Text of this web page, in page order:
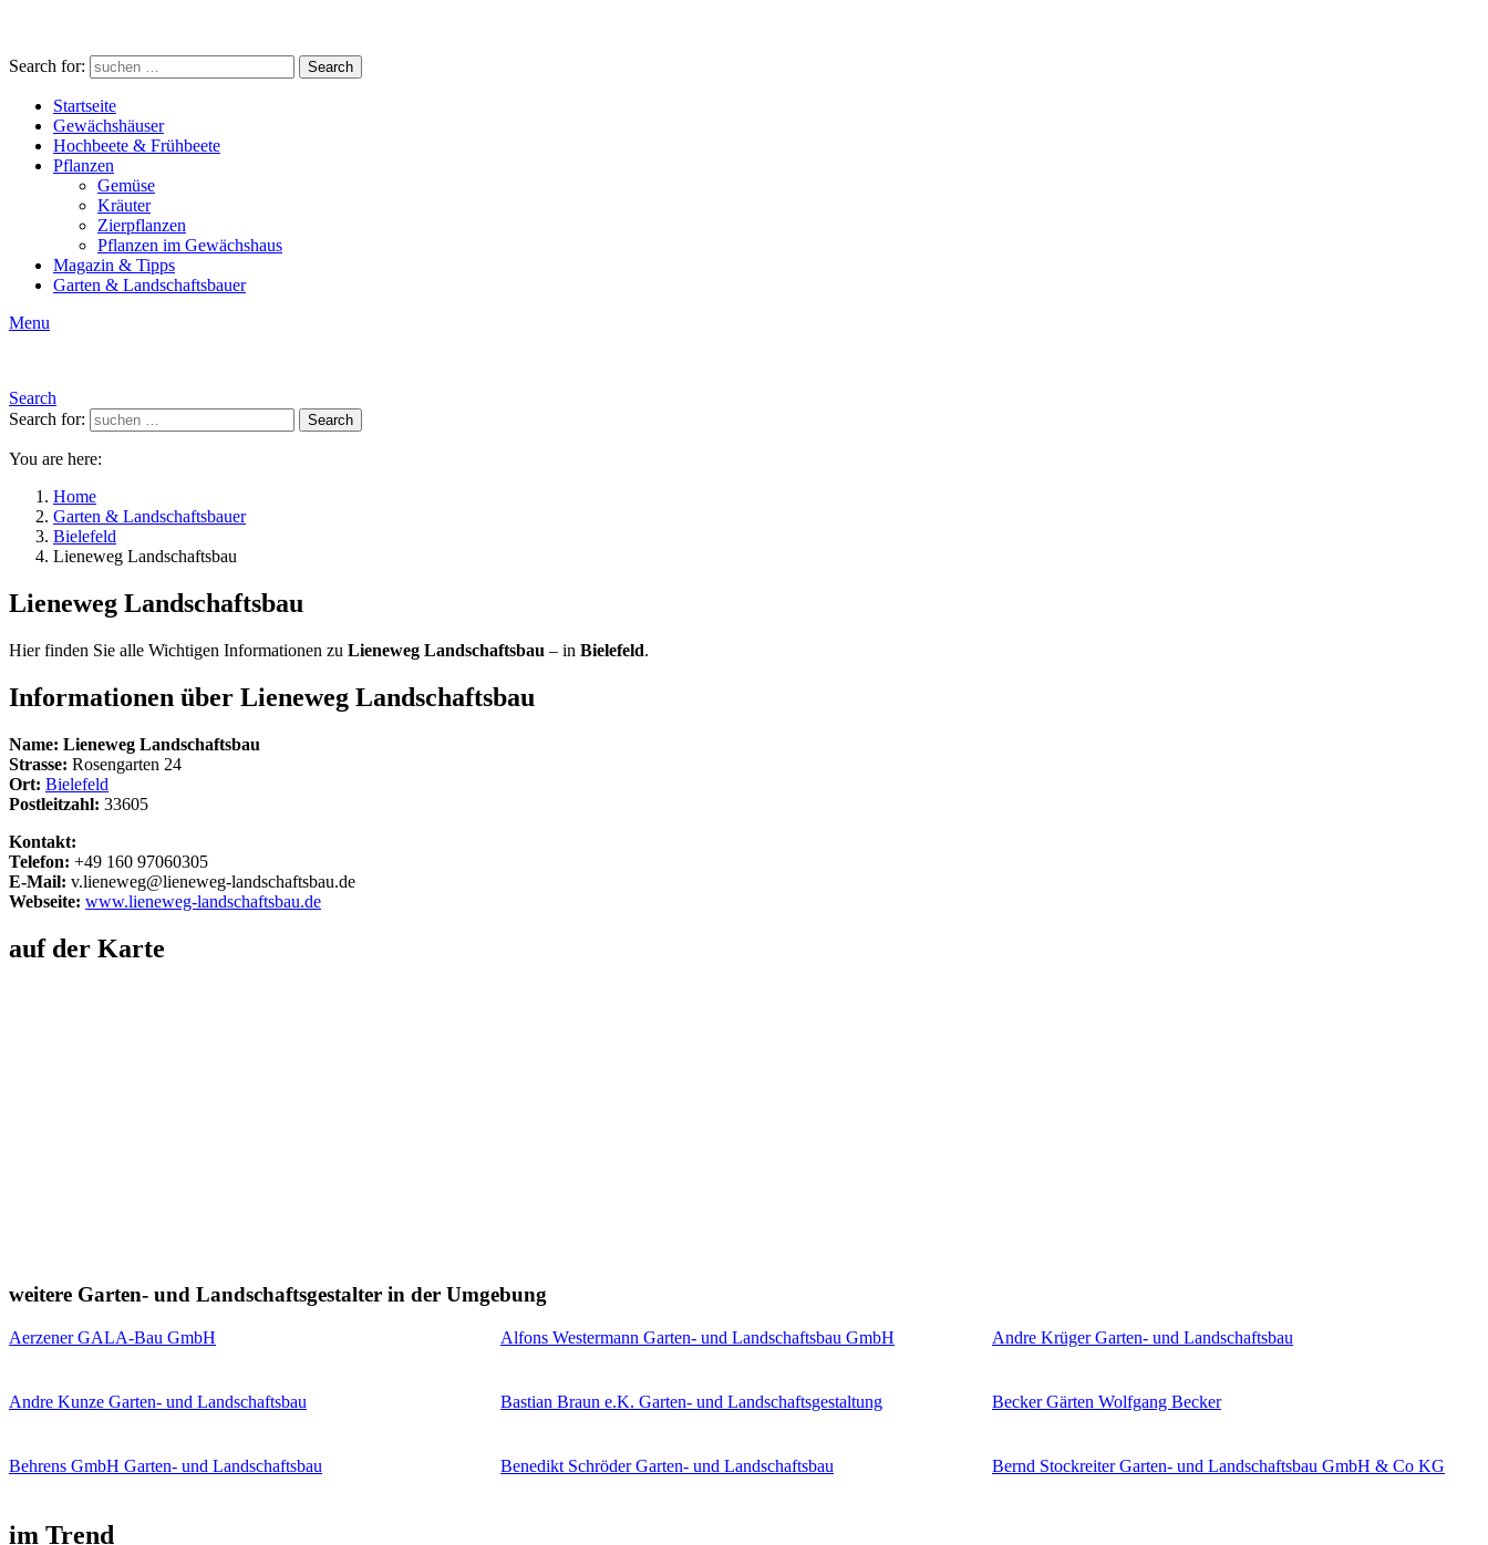
Search for: Search
Startseite
Gewächshäuser
Hochbeete & Frühbeete
Pflanzen
Gemüse
Kräuter
Zierpflanzen
Pflanzen im Gewächshaus
Magazin & Tipps
Garten & Landschaftsbauer
Menu
Search
Search for:
Search
You are here:
Home
Garten & Landschaftsbauer
Bielefeld
Lieneweg Landschaftsbau
Lieneweg Landschaftsbau
Hier finden Sie alle Wichtigen Informationen zu Lieneweg Landschaftsbau – in Bielefeld.
Informationen über Lieneweg Landschaftsbau
Name: Lieneweg Landschaftsbau
Strasse: Rosengarten 24
Ort: Bielefeld
Postleitzahl: 33605
Kontakt:
Telefon: +49 160 97060305
E-Mail: v.lieneweg@lieneweg-landschaftsbau.de
Webseite: www.lieneweg-landschaftsbau.de
auf der Karte
weitere Garten- und Landschaftsgestalter in der Umgebung
Aerzener GALA-Bau GmbH Alfons Westermann Garten- und Landschaftsbau GmbH Andre Krüger Garten- und Landschaftsbau
Andre Kunze Garten- und Landschaftsbau Bastian Braun e.K. Garten- und Landschaftsgestaltung Becker Gärten Wolfgang Becker
Behrens GmbH Garten- und Landschaftsbau Benedikt Schröder Garten- und Landschaftsbau Bernd Stockreiter Garten- und Landschaftsbau GmbH & Co KG
im Trend